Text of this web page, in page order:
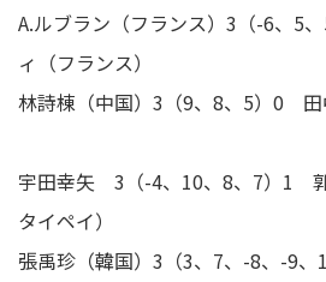
A.ルブラン（フランス）3（-6、5
ィ（フランス）
林詩棟（中国）3（9、8、5）0
宇田幸矢 3（-4、10、8、7）1
タイペイ）
張禹珍（韓国）3（3、7、-8、-9